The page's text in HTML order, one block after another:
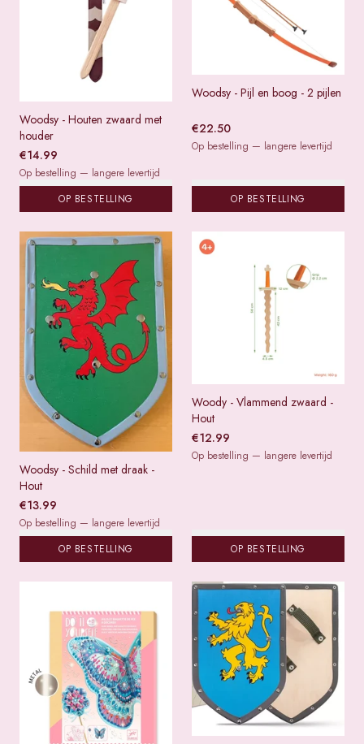
Woodsy - Houten zwaard met
houder
€14.99
Op bestelling — langere levertijd
OP BESTELLING
Woodsy - Pijl en boog - 2 pijlen
€22.50
Op bestelling — langere levertijd
OP BESTELLING
Woodsy - Schild met draak -
Hout
€13.99
Op bestelling — langere levertijd
OP BESTELLING
Woody - Vlammend zwaard -
Hout
€12.99
Op bestelling — langere levertijd
OP BESTELLING